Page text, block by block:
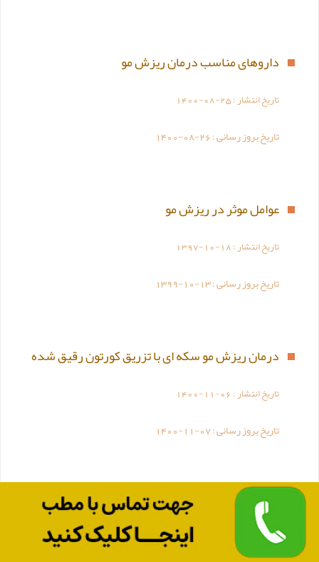
داروهای مناسب درمان ریزش مو
تاریخ انتشار :1400-08-25
تاریخ بروز رسانی :1400-08-26
عوامل موثر در ریزش مو
تاریخ انتشار :1397-10-18
تاریخ بروز رسانی :1399-10-13
درمان ریزش مو سکه ای با تزریق کورتون رقیق شده
تاریخ انتشار :1400-11-06
تاریخ بروز رسانی :1400-11-07